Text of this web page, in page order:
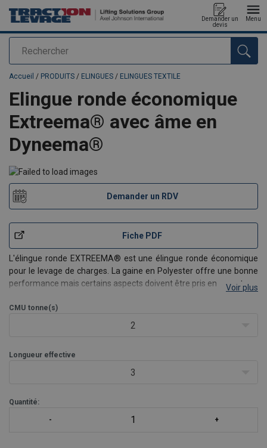
Rechercher
Demander un
devis
Menu
Ajouté au panier
Accueil / PRODUITS / ELINGUES / ELINGUES TEXTILE
Elingue ronde économique
Extreema® avec âme en
Dyneema®
Demander un RDV
Fiche PDF
L'élingue ronde EXTREEMA® est une élingue ronde économique
pour le levage de charges. La gaine en Polyester offre une bonne
performance mais certains aspects doivent être pris en compte.
Gaine adaptée jusqu'à 100 tonnes : Gaine orange en PES stan
Voir plus
CMU tonne(s)
2
Longueur effective
3
Quantité: